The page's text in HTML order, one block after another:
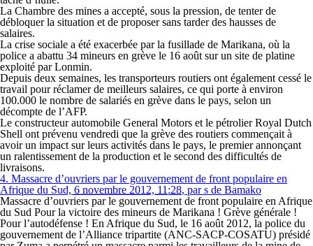
La Chambre des mines a accepté, sous la pression, de tenter de
débloquer la situation et de proposer sans tarder des hausses de
salaires.
La crise sociale a été exacerbée par la fusillade de Marikana, où la
police a abattu 34 mineurs en grève le 16 août sur un site de platine
exploité par Lonmin.
Depuis deux semaines, les transporteurs routiers ont également cessé le
travail pour réclamer de meilleurs salaires, ce qui porte à environ
100.000 le nombre de salariés en grève dans le pays, selon un
décompte de l’AFP.
Le constructeur automobile General Motors et le pétrolier Royal Dutch
Shell ont prévenu vendredi que la grève des routiers commençait à
avoir un impact sur leurs activités dans le pays, le premier annonçant
un ralentissement de la production et le second des difficultés de
livraisons.
4. Massacre d’ouvriers par le gouvernement de front populaire en
Afrique du Sud, 6 novembre 2012, 11:28, pars de Bamako
Massacre d’ouvriers par le gouvernement de front populaire en Afrique
du Sud Pour la victoire des mineurs de Marikana ! Grève générale !
Pour l’autodéfense ! En Afrique du Sud, le 16 août 2012, la police du
gouvernement de l’Alliance tripartite (ANC-SACP-COSATU) présidé